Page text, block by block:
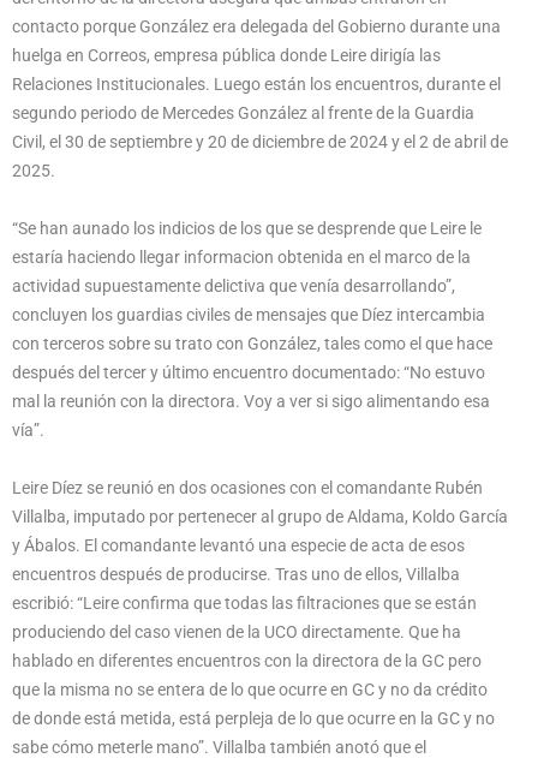
contacto porque González era delegada del Gobierno durante una
huelga en Correos, empresa pública donde Leire dirigía las
Relaciones Institucionales. Luego están los encuentros, durante el
segundo periodo de Mercedes González al frente de la Guardia
Civil, el 30 de septiembre y 20 de diciembre de 2024 y el 2 de abril de
2025.
“Se han aunado los indicios de los que se desprende que Leire le
estaría haciendo llegar informacion obtenida en el marco de la
actividad supuestamente delictiva que venía desarrollando”,
concluyen los guardias civiles de mensajes que Díez intercambia
con terceros sobre su trato con González, tales como el que hace
después del tercer y último encuentro documentado: “No estuvo
mal la reunión con la directora. Voy a ver si sigo alimentando esa
vía”.
Leire Díez se reunió en dos ocasiones con el comandante Rubén
Villalba, imputado por pertenecer al grupo de Aldama, Koldo García
y Ábalos. El comandante levantó una especie de acta de esos
encuentros después de producirse. Tras uno de ellos, Villalba
escribió: “Leire confirma que todas las filtraciones que se están
produciendo del caso vienen de la UCO directamente. Que ha
hablado en diferentes encuentros con la directora de la GC pero
que la misma no se entera de lo que ocurre en GC y no da crédito
de donde está metida, está perpleja de lo que ocurre en la GC y no
sabe cómo meterle mano”. Villalba también anotó que el